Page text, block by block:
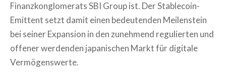
Finanzkonglomerats SBI Group ist. Der Stablecoin-
Emittent setzt damit einen bedeutenden Meilenstein
bei seiner Expansion in den zunehmend regulierten und
offener werdenden japanischen Markt für digitale
Vermögenswerte.